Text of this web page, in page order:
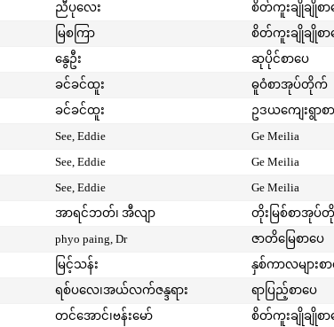
ညီပုလေး စိတ်ကူးချိုချိုစာ
မြစကြာ စိတ်ကူးချိုချိုစာ
နွေဦး ဆုပိုင်စာပေ
ခင်ခင်ထူး ဓူဝံစာအုပ်တိုက်
ခင်ခင်ထူး ဥဒယကျေးရွာစ
See, Eddie Ge Meilia
See, Eddie Ge Meilia
See, Eddie Ge Meilia
အာရင်ဘတ်၊ အီလျာ တိုးမြစ်စာအုပ်
phyo paing, Dr ဇာတိမြေစာပေ
မြင့်သန်း နှစ်ကာလများစ
ရစ်ပလေ၊အယ်လက်ဇန္ဒရား ရာပြည့်စာပေ
တင်အောင်၊ဗန်းမော် စိတ်ကူးချိုချိုစာ